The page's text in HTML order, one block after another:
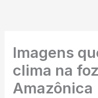
Imagens
clima na
Amazônica